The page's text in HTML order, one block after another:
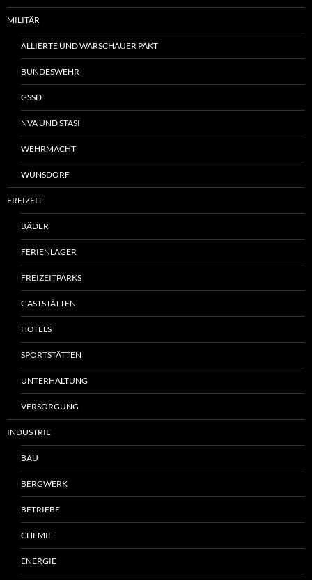
MILITÄR
ALLIERTE UND WARSCHAUER PAKT
BUNDESWEHR
GSSD
NVA UND STASI
WEHRMACHT
WÜNSDORF
FREIZEIT
BÄDER
FERIENLAGER
FREIZEITPARKS
GASTSTÄTTEN
HOTELS
SPORTSTÄTTEN
UNTERHALTUNG
VERSORGUNG
INDUSTRIE
BAU
BERGWERK
BETRIEBE
CHEMIE
ENERGIE